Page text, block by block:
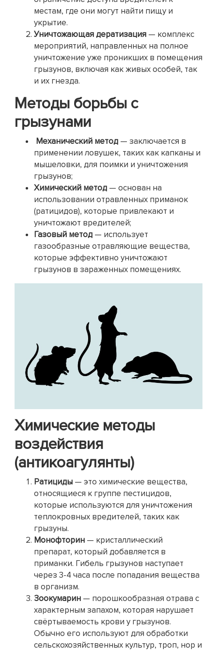
местам, где они могут найти пищу и
укрытие.
Уничтожающая дератизация — комплекс
мероприятий, направленных на полное
уничтожение уже проникших в помещения
грызунов, включая как живых особей, так
и их гнезда.
Методы борьбы с
грызунами
Механический метод — заключается в
применении ловушек, таких как капканы и
мышеловки, для поимки и уничтожения
грызунов;
Химический метод — основан на
использовании отравленных приманок
(ратицидов), которые привлекают и
уничтожают вредителей;
Газовый метод — использует
газообразные отравляющие вещества,
которые эффективно уничтожают
грызунов в зараженных помещениях.
Химические методы
воздействия
(антикоагулянты)
Ратициды — это химические вещества,
относящиеся к группе пестицидов,
которые используются для уничтожения
теплокровных вредителей, таких как
грызуны.
Монофторин — кристаллический
препарат, который добавляется в
приманки. Гибель грызунов наступает
через 3-4 часа после попадания вещества
в организм.
Зоокумарин — порошкообразная отрава с
характерным запахом, которая нарушает
свёртываемость крови у грызунов.
Обычно его используют для обработки
сельскохозяйственных культур, троп, нор и